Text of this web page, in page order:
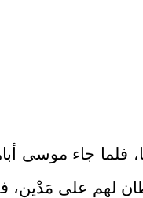
جاء موسى
لهم على مَدْين،